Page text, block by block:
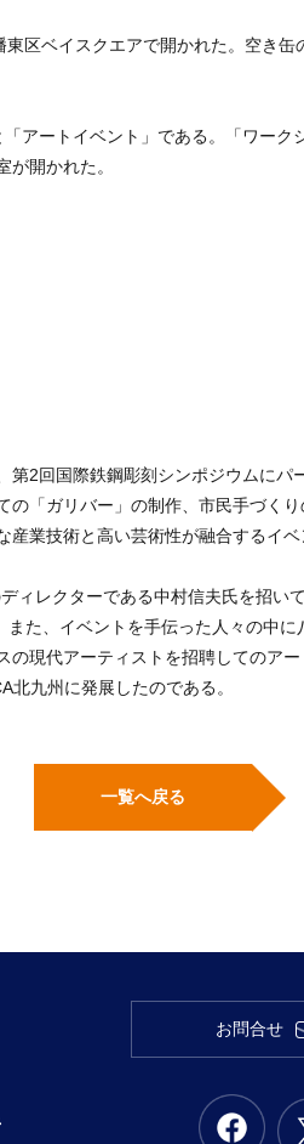
区ベイスクエアで開かれた。空き
アートイベント」である。「ワーク
開かれた。
第2回国際鉄鋼彫刻シンポジウムに
「ガリバー」の制作、市民手づく
業技術と高い芸術性が融合するイベ
ィレクターである中村信夫氏を招い
た、イベントを手伝った人々の中
現代アーティストを招聘してのア
九州に発展したのである。
一覧へ戻る
お問合せ